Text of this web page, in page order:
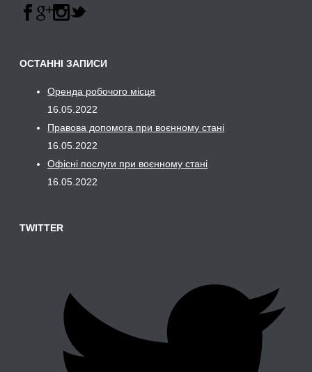
ОСТАННІ ЗАПИСИ
Оренда робочого місця
16.05.2022
Правова допомога при воєнному стані
16.05.2022
Офісні послуги при воєнному стані
16.05.2022
TWITTER